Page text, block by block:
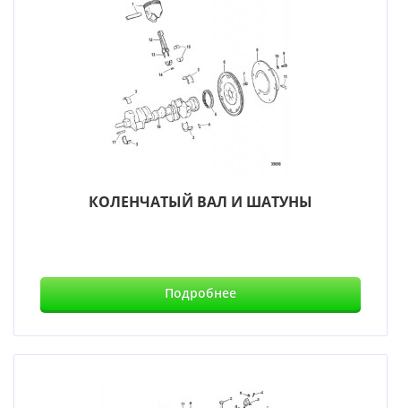
КОЛЕНЧАТЫЙ ВАЛ И ШАТУНЫ
Подробнее